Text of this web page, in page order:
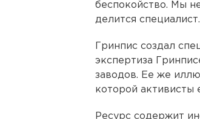
беспокойство. Мы
делится специалист.
Гринпис создал
экспертиза
заводов. Ее же
которой активисты
Ресурс содержит